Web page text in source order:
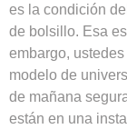
es la condición
de bolsillo. Esa
embargo,
modelo de
de mañana
están en una